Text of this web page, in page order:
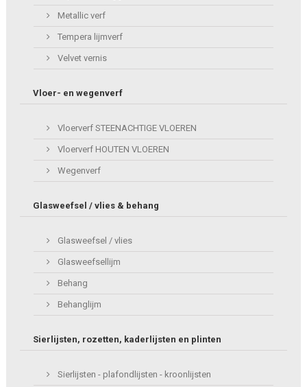
Metallic verf
Tempera lijmverf
Velvet vernis
Vloer- en wegenverf
Vloerverf STEENACHTIGE VLOEREN
Vloerverf HOUTEN VLOEREN
Wegenverf
Glasweefsel / vlies & behang
Glasweefsel / vlies
Glasweefsellijm
Behang
Behanglijm
Sierlijsten, rozetten, kaderlijsten en plinten
Sierlijsten - plafondlijsten - kroonlijsten